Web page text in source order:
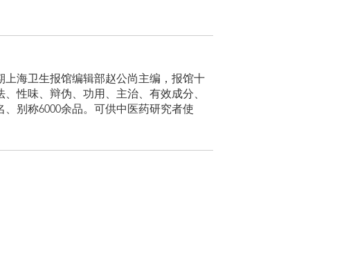
海卫生报馆编辑部赵公尚主编，报馆十
性味、辩伪、功用、主治、有效成分、
别称6000余品。可供中医药研究者使